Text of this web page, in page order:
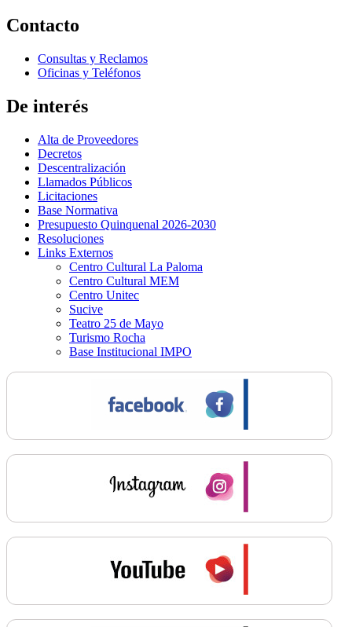
Contacto
Consultas y Reclamos
Oficinas y Teléfonos
De interés
Alta de Proveedores
Decretos
Descentralización
Llamados Públicos
Licitaciones
Base Normativa
Presupuesto Quinquenal 2026-2030
Resoluciones
Links Externos
Centro Cultural La Paloma
Centro Cultural MEM
Centro Unitec
Sucive
Teatro 25 de Mayo
Turismo Rocha
Base Institucional IMPO